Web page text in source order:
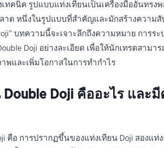
เทคนิค รูปแบบแท่งเทียนเป็นเครื่องมืออันทรง
าด หนึ่งในรูปแบบที่สำคัญและมักสร้างความสั
บทความนี้จะเจาะลึกถึงความหมาย การร
Doji อย่างละเอียด เพื่อให้นักเทรดสามา
พและเพิ่มโอกาสในการทำกำไร
Doji คืออะไร และ
คือ การปรากฏขึ้นของแท่งเทียน Doji สองแ